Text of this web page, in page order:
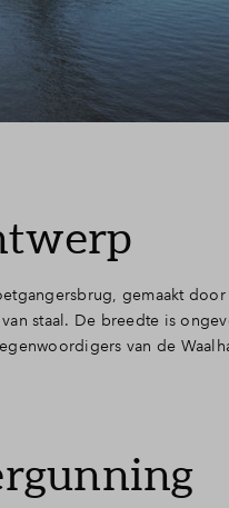
gemaakt
staal. De breedte is
van de